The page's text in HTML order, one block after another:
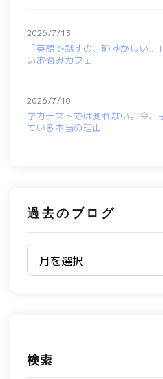
「英語で話すの、恥ずかしい…
いお悩みカフェ
2026/7/13
学力テストでは測れない。今、
ている本当の理由
2026/7/10
過去のブログ
過去のブログ
検索